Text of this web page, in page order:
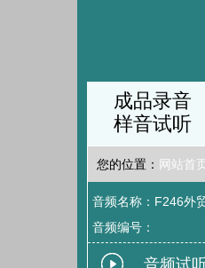
成品录音
样音试听
您的位置： 网站首
音频名称：F246外
音频编号：
音频试